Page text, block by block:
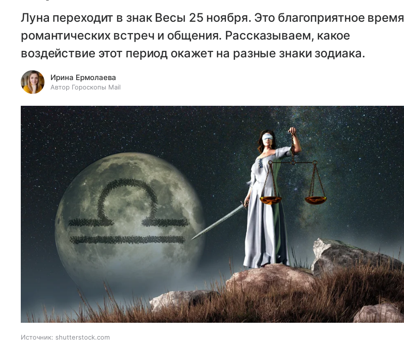
Луна переходит в знак Весы 25 ноября. Это благоприятное время
романтических встреч и общения. Рассказываем, какое
воздействие этот период окажет на разные знаки зодиака.
Ирина Ермолаева
Автор Гороскопы Mail
Источник: shutterstock.com